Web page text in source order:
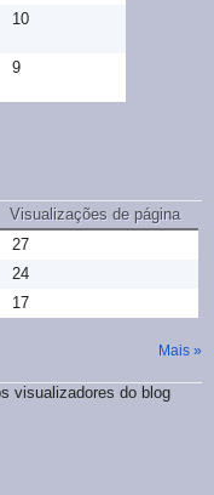
10
9
Visualizações de página
27
24
17
Mais »